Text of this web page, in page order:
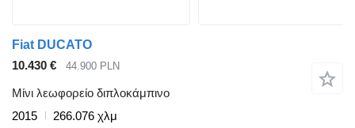
Fiat DUCATO
10.430 €
44.900 PLN
Μίνι λεωφορείο διπλοκάμπινο
2015
266.076 χλμ